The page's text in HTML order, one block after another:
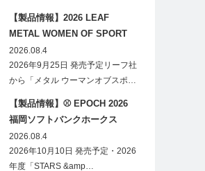
【製品情報】2026 LEAF
METAL WOMEN OF SPORT
HOBBY
2026.08.4
2026年9月25日 発売予定リーフ社
から「メタル ウーマンオブスポ…
【製品情報】⚾ EPOCH 2026
福岡ソフトバンクホークス
STARS&LEGENDS ベースボー
ルカード
2026.08.4
2026年10月10日 発売予定・2026
年度「STARS &amp…